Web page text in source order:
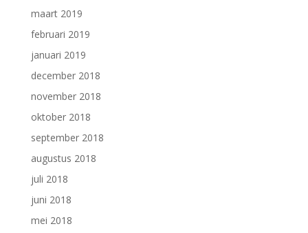
maart 2019
februari 2019
januari 2019
december 2018
november 2018
oktober 2018
september 2018
augustus 2018
juli 2018
juni 2018
mei 2018